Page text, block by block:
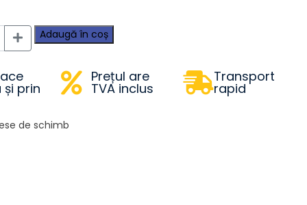
Adaugă în coș
prin
Prețul are
TVA inclus
Transport
rapid
de schimb